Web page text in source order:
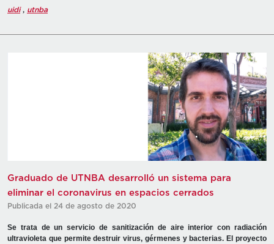
uidi, utnba
Graduado de UTNBA desarrolló un sistema para
eliminar el coronavirus en espacios cerrados
Publicada el 24 de agosto de 2020
Se trata de un servicio de sanitización de aire interior con radiación
ultravioleta que permite destruir virus, gérmenes y bacterias. El proyecto